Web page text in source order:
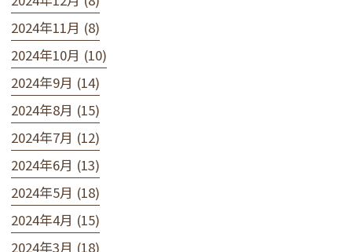
2024年11月 (8)
2024年10月 (10)
2024年9月 (14)
2024年8月 (15)
2024年7月 (12)
2024年6月 (13)
2024年5月 (18)
2024年4月 (15)
2024年3月 (18)